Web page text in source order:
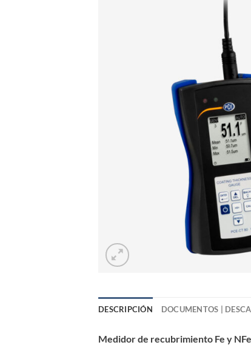
DESCRIPCIÓN DOCUMENTOS |
Medidor de recubrimiento Fe y